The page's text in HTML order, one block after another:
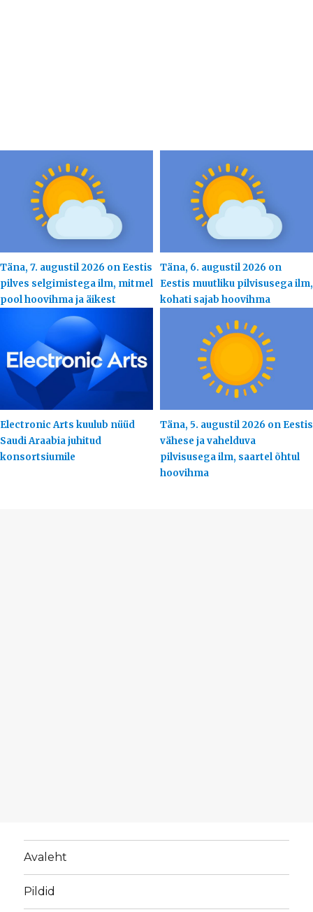
Täna, 7. augustil 2026 on Eestis
pilves selgimistega ilm, mitmel
pool hoovihma ja äikest
Täna, 6. augustil 2026 on
Eestis muutliku pilvisusega ilm,
kohati sajab hoovihma
Electronic Arts kuulub nüüd
Saudi Araabia juhitud
konsortsiumile
Täna, 5. augustil 2026 on Eestis
vähese ja vahelduva
pilvisusega ilm, saartel õhtul
hoovihma
Avaleht
Pildid